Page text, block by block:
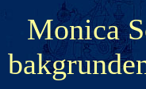
Monica